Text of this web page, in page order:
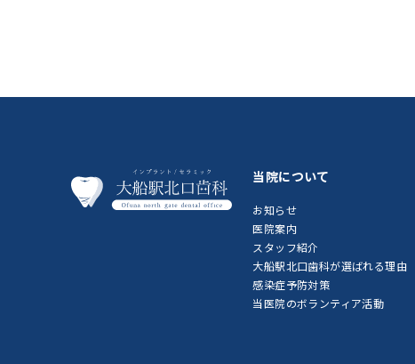
当院について
お知らせ
医院案内
スタッフ紹介
大船駅北口歯科が選ばれる理由
感染症予防対策
当医院のボランティア活動